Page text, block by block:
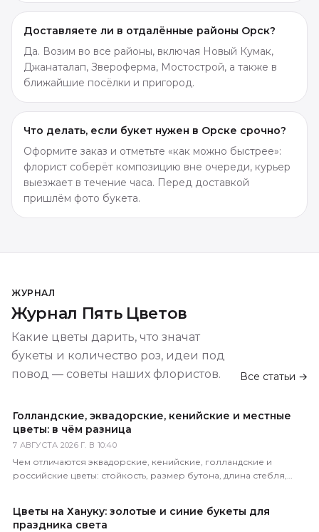
Доставляете ли в отдалённые районы Орск?
Да. Возим во все районы, включая Новый Кумак,
Джанаталап, Звероферма, Мостострой, а также в
ближайшие посёлки и пригород.
Что делать, если букет нужен в Орске срочно?
Оформите заказ и отметьте «как можно быстрее»:
флорист соберёт композицию вне очереди, курьер
выезжает в течение часа. Перед доставкой
пришлём фото букета.
ЖУРНАЛ
Журнал Пять Цветов
Какие цветы дарить, что значат
букеты и количество роз, идеи под
повод — советы наших флористов.
Все статьи →
Голландские, эквадорские, кенийские и местные
цветы: в чём разница
7 АВГУСТА 2026 Г. В 10:40
Чем отличаются эквадорские, кенийские, голландские и
российские цветы: стойкость, размер бутона, длина стебля,
Цветы на Хануку: золотые и синие букеты для
праздника света